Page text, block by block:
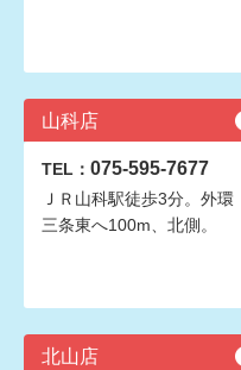
山科店
TEL： 075-595-7677
ＪＲ山科駅徒歩3分。外環
三条東へ100m、北側。
北山店